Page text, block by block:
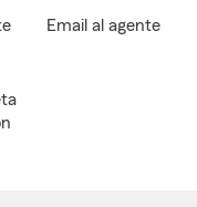
Email al agente